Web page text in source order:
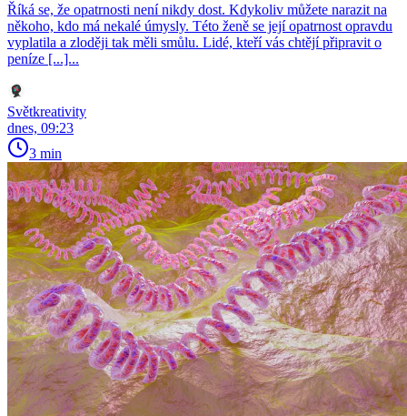
Říká se, že opatrnosti není nikdy dost. Kdykoliv můžete narazit na
někoho, kdo má nekalé úmysly. Této ženě se její opatrnost opravdu
vyplatila a zloději tak měli smůlu. Lidé, kteří vás chtějí připravit o
peníze [...]...
Světkreativity
dnes, 09:23
3 min